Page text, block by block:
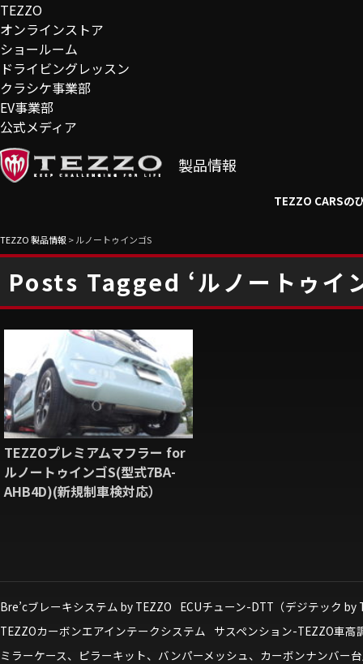
TEZZO
オンラインストア
ショールーム
ドライビングレッスン
クラシケ事業部
EV事業部
公式メディア
製品情報
TEZZO CARSの
TEZZO 製品情報> ルノートゥインゴS
Posts Tagged ‘ルノートゥイ
TEZZOプレミアムマフラー for
ルノートゥインゴS(型式7BA-
AHB4D)(新規制車検対応）
Bre’cブレーキシステム by TEZZO ECUチューン-DTT（デジテック by
TEZZOカーボンエアインテークシステム
サスペンション-TEZZO車高
ミラーケース、ピラーキット、バンパーメッシュ、カーボンナンバー